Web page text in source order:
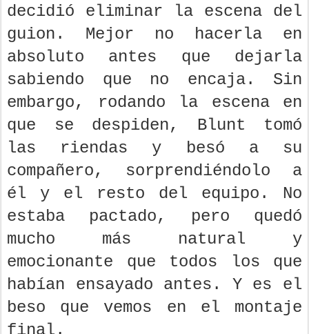
decidió eliminar la escena del
guion. Mejor no hacerla en
absoluto antes que dejarla
sabiendo que no encaja. Sin
embargo, rodando la escena en
que se despiden, Blunt tomó
las riendas y besó a su
compañero, sorprendiéndolo a
él y el resto del equipo. No
estaba pactado, pero quedó
mucho más natural y
emocionante que todos los que
habían ensayado antes. Y es el
beso que vemos en el montaje
final.